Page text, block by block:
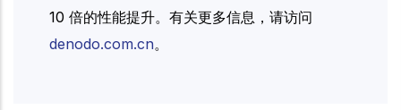
10 倍的性能提升。有关更多信息，请访问
denodo.com.cn。